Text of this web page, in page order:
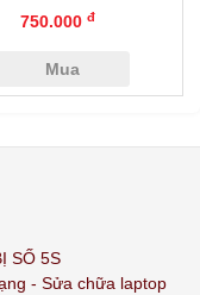
750.000đ
Mua
SỐ 5S
- Sửa chữa laptop